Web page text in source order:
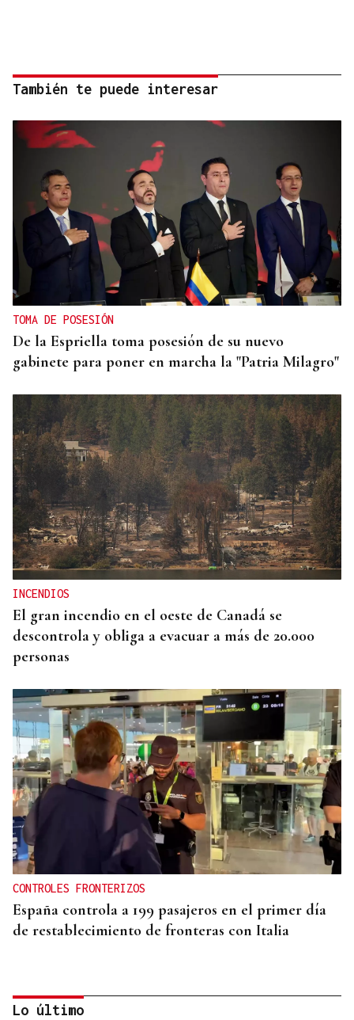
También te puede interesar
TOMA DE POSESIÓN
De la Espriella toma posesión de su nuevo
gabinete para poner en marcha la "Patria Milagro"
INCENDIOS
El gran incendio en el oeste de Canadá se
descontrola y obliga a evacuar a más de 20.000
personas
CONTROLES FRONTERIZOS
España controla a 199 pasajeros en el primer día
de restablecimiento de fronteras con Italia
Lo último